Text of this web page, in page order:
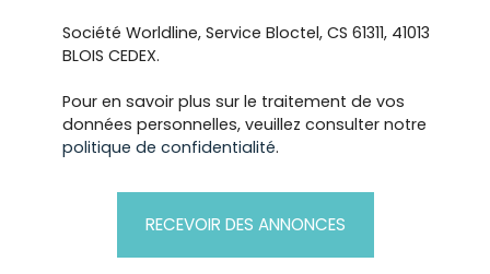
Société Worldline, Service Bloctel, CS 61311, 41013
BLOIS CEDEX.
Pour en savoir plus sur le traitement de vos
données personnelles, veuillez consulter notre
politique de confidentialité.
RECEVOIR DES ANNONCES